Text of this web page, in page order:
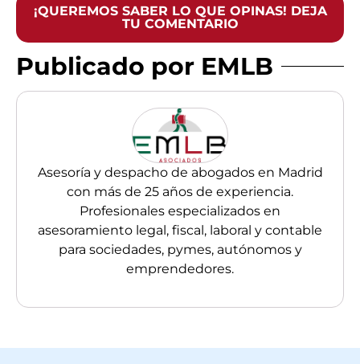
¡QUEREMOS SABER LO QUE OPINAS! DEJA
TU COMENTARIO
Publicado por EMLB
Asesoría y despacho de abogados en Madrid
con más de 25 años de experiencia.
Profesionales especializados en
asesoramiento legal, fiscal, laboral y contable
para sociedades, pymes, autónomos y
emprendedores.